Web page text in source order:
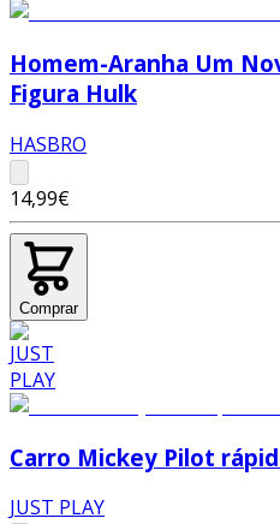
Homem-Aranha Um
Figura Hulk
HASBRO
14,99€
Comprar
Carro Mickey Pilot
JUST PLAY